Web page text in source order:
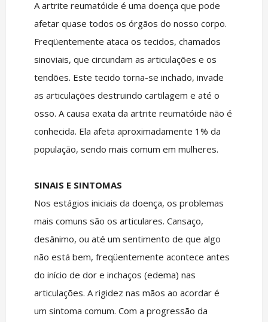
A artrite reumatóide é uma doença que pode
afetar quase todos os órgãos do nosso corpo.
Freqüentemente ataca os tecidos, chamados
sinoviais, que circundam as articulações e os
tendões. Este tecido torna-se inchado, invade
as articulações destruindo cartilagem e até o
osso. A causa exata da artrite reumatóide não é
conhecida. Ela afeta aproximadamente 1% da
população, sendo mais comum em mulheres.
SINAIS E SINTOMAS
Nos estágios iniciais da doença, os problemas
mais comuns são os articulares. Cansaço,
desânimo, ou até um sentimento de que algo
não está bem, freqüentemente acontece antes
do início de dor e inchaços (edema) nas
articulações. A rigidez nas mãos ao acordar é
um sintoma comum. Com a progressão da